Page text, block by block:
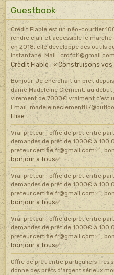
Guestbook
Crédit Fiable est un néo-courtier
rendre clair et accessible le
en 2018, elle développe des outils
instantané. Mail : crdfbl1@gmail.com
Crédit Fiable : « Construisons vos
Bonjour. Je cherchait un prêt
dame Madeleine Clement, au
virement de 7000€ vraiment c’est
Email:
Elise
Vrai prêteur : offre de prêt entre
demandes de prêt de 1000€ à
preteur.certifie.fr@gmail.com✅ ,
bonjour à tous✅
Vrai prêteur : offre de prêt entre
demandes de prêt de 1000€ à
preteur.certifie.fr@gmail.com✅ ,
bonjour à tous✅
Vrai prêteur : offre de prêt entre
demandes de prêt de 1000€ à
preteur.certifie.fr@gmail.com✅ ,
bonjour à tous✅
Offre de prêt entre particuliers Très
donne des prêts d'argent sérieux